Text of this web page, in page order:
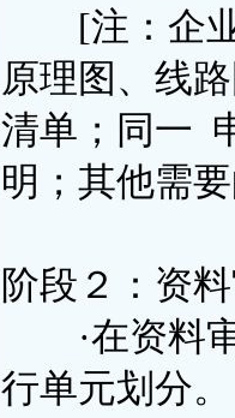
[注：企业
原理图、线
清单；同一
明；其他需
阶段２：资
·在资料审
行单元划分。